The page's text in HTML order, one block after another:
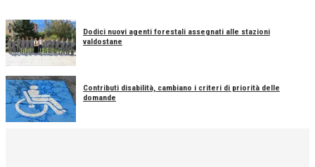
Dodici nuovi agenti forestali assegnati alle stazioni
valdostane
Contributi disabilità, cambiano i criteri di priorità delle
domande